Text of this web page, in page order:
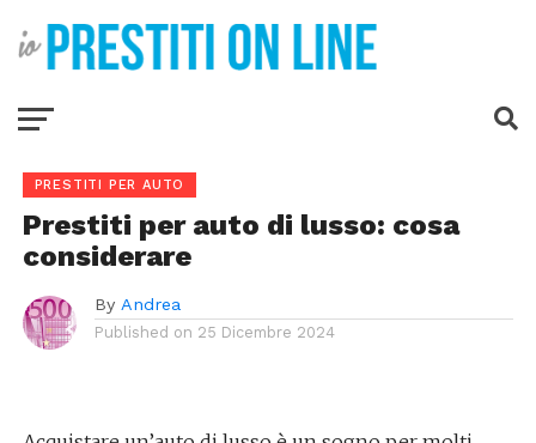
PRESTITI PER AUTO
Prestiti per auto di lusso: cosa
considerare
By Andrea
Published on 25 Dicembre 2024